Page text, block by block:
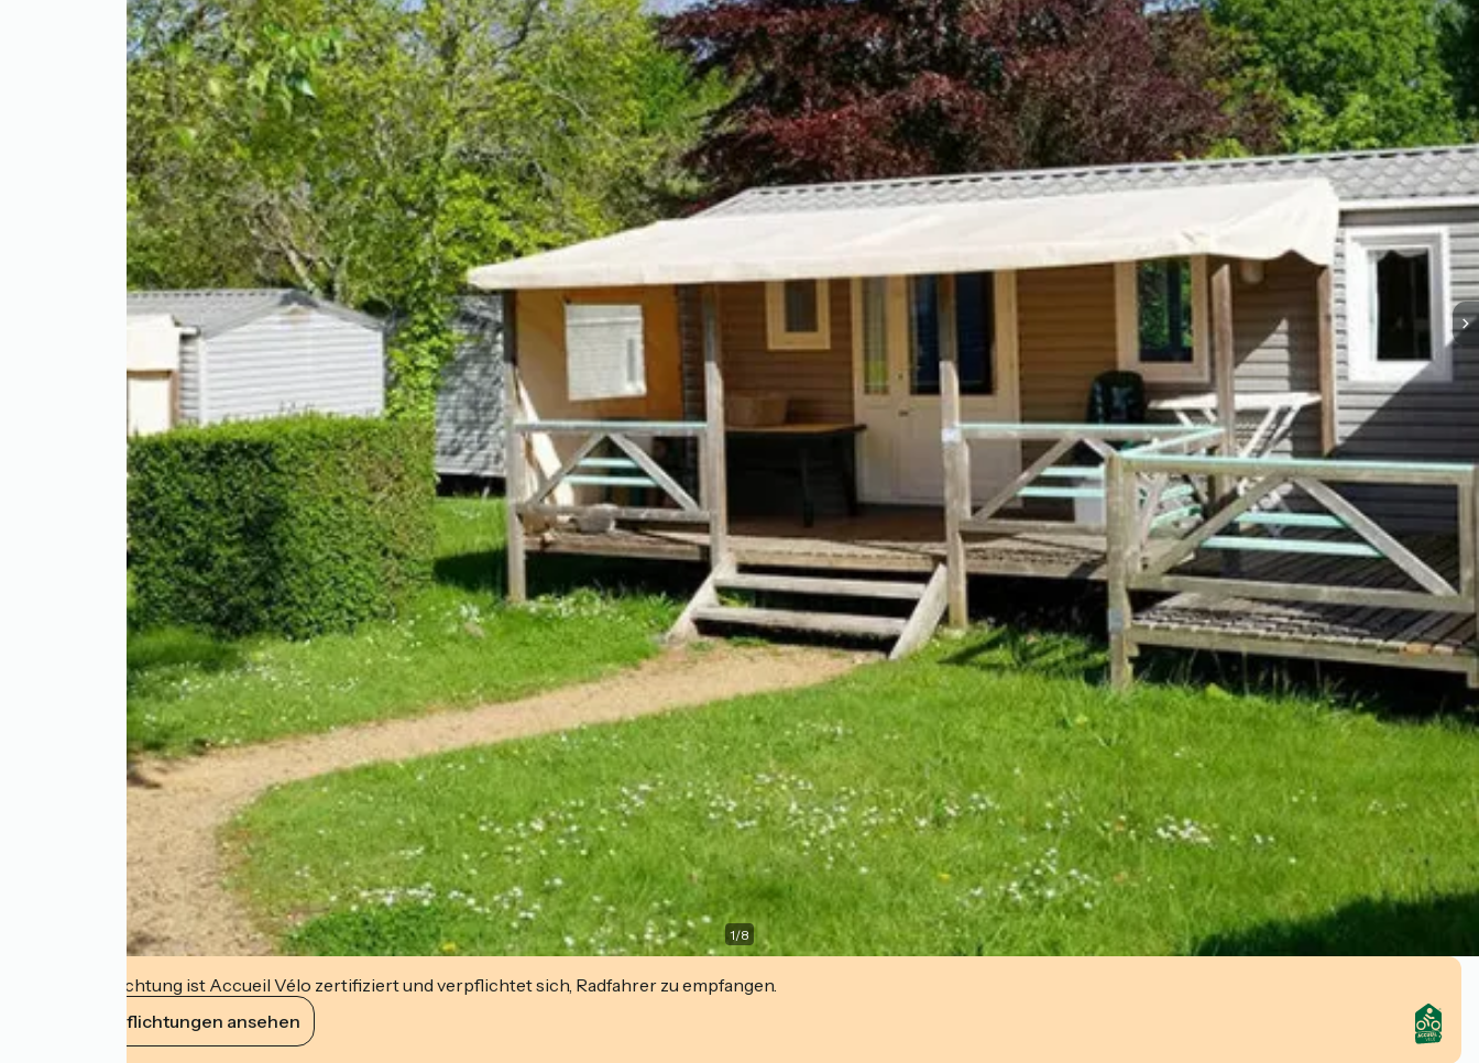
1/8
Diese Einrichtung ist Accueil Vélo zertifiziert und verpflichtet sich, Radfahrer zu empfangen.
Ihre Verpflichtungen ansehen